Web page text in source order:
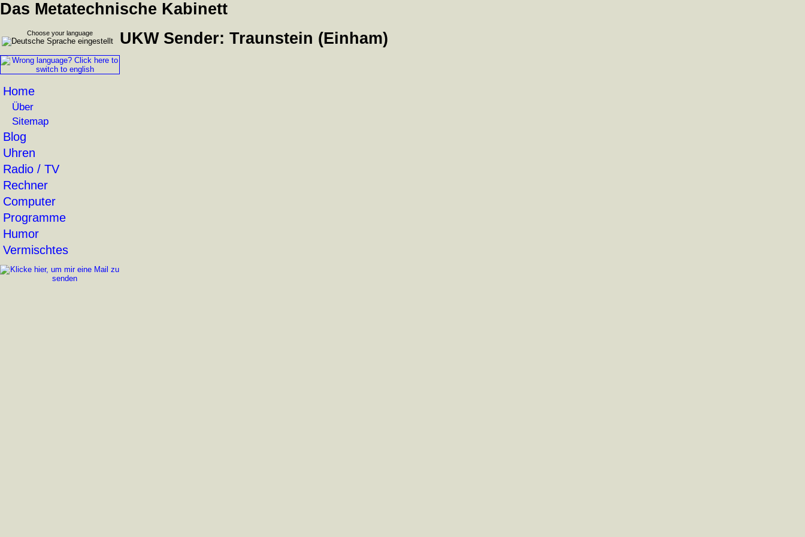
Das Metatechnische Kabinett
Choose your language
Home
Über
Sitemap
Blog
Uhren
Radio / TV
Rechner
Computer
Programme
Humor
Vermischtes
UKW Sender: Traunstein (Einham)